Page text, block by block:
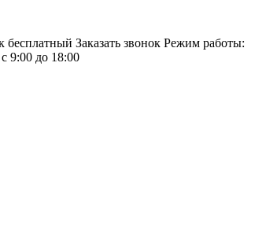
бесплатный Заказать звонок Режим работы:
9:00 до 18:00